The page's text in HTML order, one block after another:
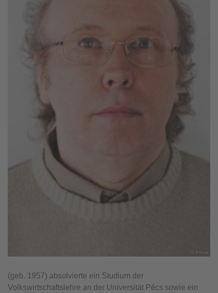
© Privat
(geb. 1957) absolvierte ein Studium der
Volkswirtschaftslehre an der Universität Pécs sowie ein